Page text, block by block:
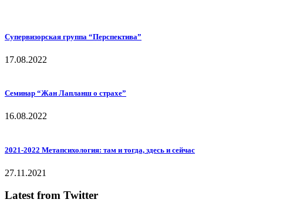
Супервизорская группа “Перспектива”
17.08.2022
Семинар “Жан Лапланш о страхе”
16.08.2022
2021-2022 Метапсихология: там и тогда, здесь и сейчас
27.11.2021
Latest from Twitter